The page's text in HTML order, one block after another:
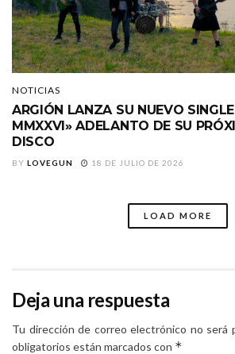
NOTICIAS
ARGIÓN LANZA SU NUEVO
MMXXVI» ADELANTO DE SU
DISCO
BY LOVEGUN 18 DE JULIO DE 2026
LOAD MORE
Deja una respuesta
Tu dirección de correo electrónico no será
obligatorios están marcados con *